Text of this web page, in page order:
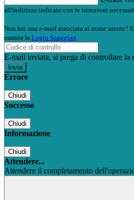
all'indirizzo indicato con le istruzioni
Non hai una e-mail associata al nome utente?
tramite la Login Spaggiari
E-mail inviata, si prega di controllare la
Errore
Chiudi
Successo
Chiudi
Informazione
Chiudi
Attendere...
Attendere il completamento